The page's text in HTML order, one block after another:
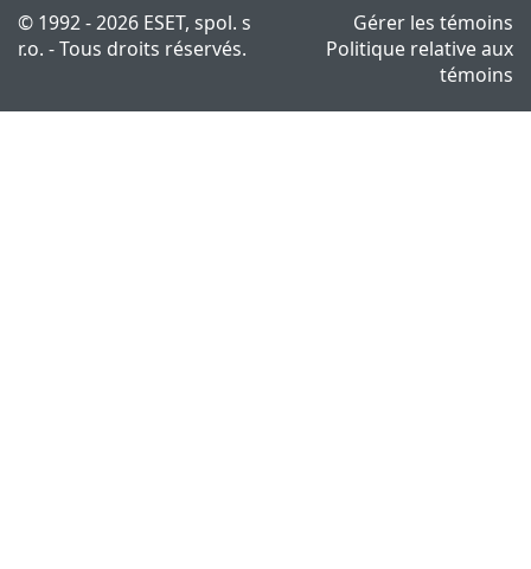
© 1992 - 2026 ESET, spol. s
r.o. - Tous droits réservés.
Gérer les témoins
Politique relative aux
témoins